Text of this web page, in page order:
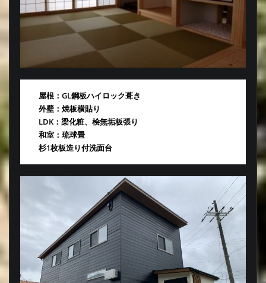
屋根：GL鋼板ハイロック葺き
外壁：焼板横貼り
LDK：梁化粧、桧無垢板張り
和室：琉球畳
杉1枚板造り付洗面台